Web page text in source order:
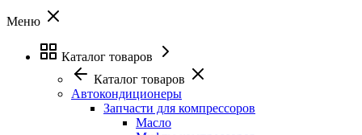
Меню
Каталог товаров
Каталог товаров
Автокондиционеры
Запчасти для компрессоров
Масло